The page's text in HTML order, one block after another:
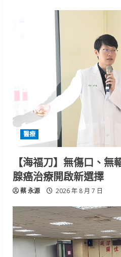
醫療
【海福刀】無傷口、
腺癌治療開啟新選擇
蔡 永源 2026 年 8 月 7 日